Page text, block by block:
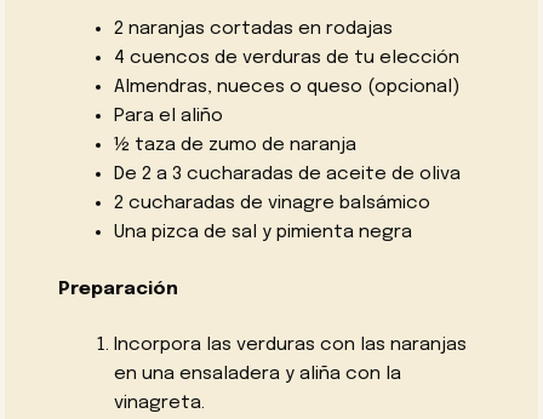
2 naranjas cortadas en rodajas
4 cuencos de verduras de tu elección
Almendras, nueces o queso (opcional)
Para el aliño
½ taza de zumo de naranja
De 2 a 3 cucharadas de aceite de oliva
2 cucharadas de vinagre balsámico
Una pizca de sal y pimienta negra
Preparación
Incorpora las verduras con las naranjas
en una ensaladera y aliña con la
vinagreta.